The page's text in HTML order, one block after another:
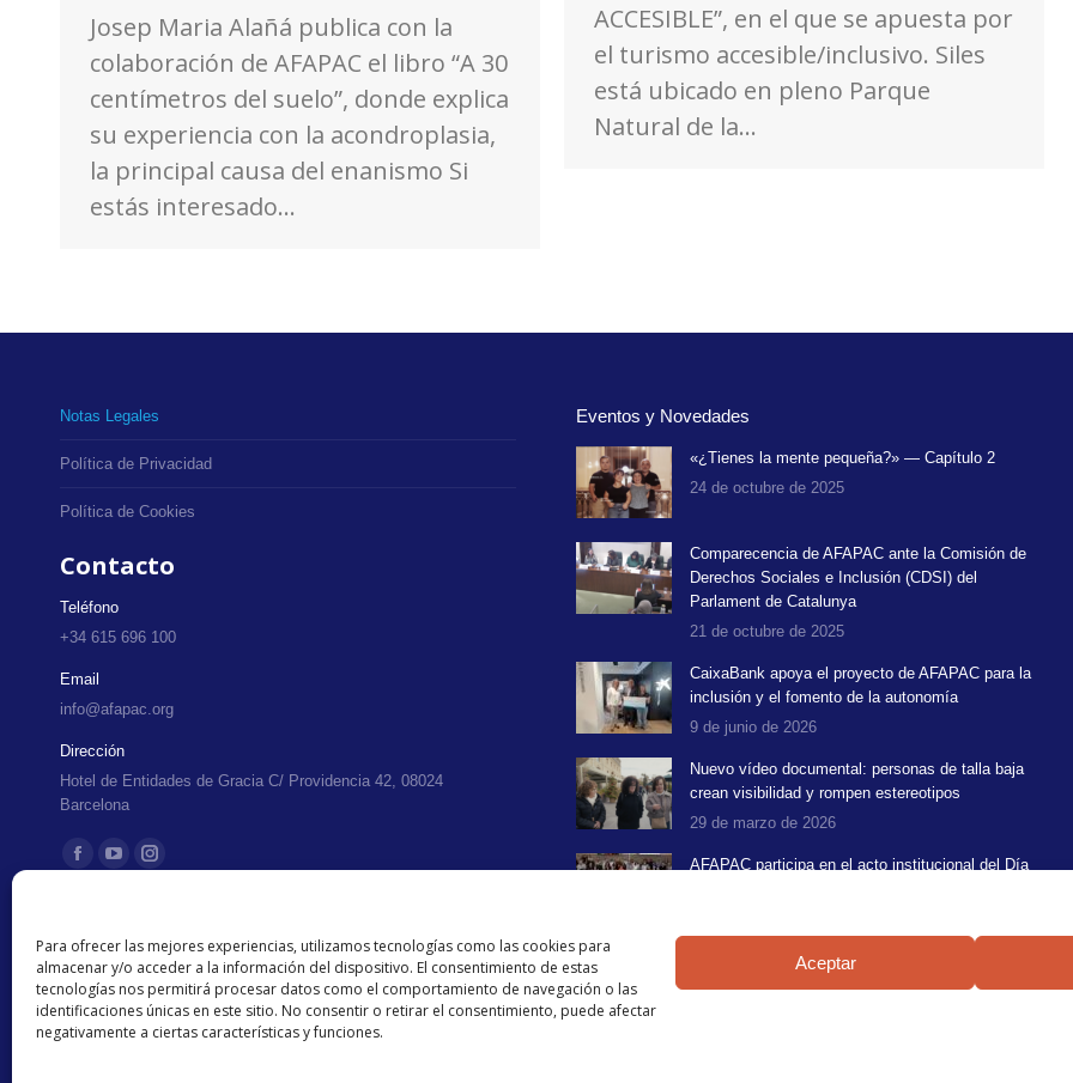
Para ofrecer las mejores experiencias, utilizamos tecnologías como las cookies para
almacenar y/o acceder a la información del dispositivo. El consentimiento de estas
tecnologías nos permitirá procesar datos como el comportamiento de navegación o las
identificaciones únicas en este sitio. No consentir o retirar el consentimiento, puede afectar
negativamente a ciertas características y funciones.
Aceptar
Josep Maria Alañá publica con la
colaboración de AFAPAC el libro “A 30
centímetros del suelo”, donde explica
su experiencia con la acondroplasia,
la principal causa del enanismo Si
estás interesado…
ACCESIBLE”, en el que se apuesta por
el turismo accesible/inclusivo. Siles
está ubicado en pleno Parque
Natural de la…
Notas Legales
Política de Privacidad
Política de Cookies
Contacto
Teléfono
+34 615 696 100
Email
info@afapac.org
Dirección
Hotel de Entidades de Gracia C/ Providencia 42, 08024
Barcelona
Encuéntranos en:
Facebook
new
YouTube
in
new
Instagram
new
Eventos y Novedades
«¿Tienes la mente pequeña?» — Capítulo 2
24 de octubre de 2025
Comparecencia de AFAPAC ante la Comisión de
Derechos Sociales e Inclusión (CDSI) del
Parlament de Catalunya
21 de octubre de 2025
CaixaBank apoya el proyecto de AFAPAC para la
inclusión y el fomento de la autonomía
9 de junio de 2026
Nuevo vídeo documental: personas de talla baja
crean visibilidad y rompen estereotipos
29 de marzo de 2026
AFAPAC participa en el acto institucional del Día